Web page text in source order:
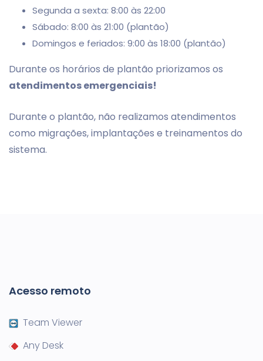
Segunda a sexta: 8:00 às 22:00
Sábado: 8:00 às 21:00 (plantão)
Domingos e feriados: 9:00 às 18:00 (plantão)
Durante os horários de plantão priorizamos os
atendimentos emergenciais!
Durante o plantão, não realizamos atendimentos
como migrações, implantações e treinamentos do
sistema.
Acesso remoto
Team Viewer
Any Desk